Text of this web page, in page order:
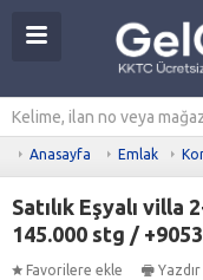
Anasayfa Emlak
Satılık Eşyalı villa
145.000 stg /
Favorilere ekle Yazdır